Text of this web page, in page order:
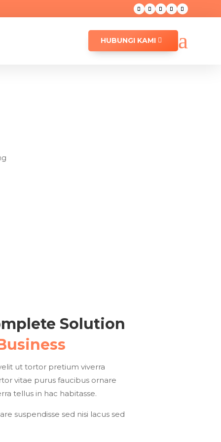
HUBUNGI KAMI a
Solution
ut tortor pretium viverra
vitae purus faucibus ornare
tellus in hac habitasse.
suspendisse sed nisi lacus sed